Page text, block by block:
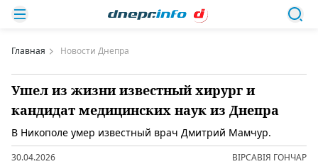
Главная Новости Днепра
Ушел из жизни известный хирург и
кандидат медицинских наук из Днепра
В Никополе умер известный врач Дмитрий Мамчур.
30.04.2026 ВІРСАВІЯ ГОНЧАР